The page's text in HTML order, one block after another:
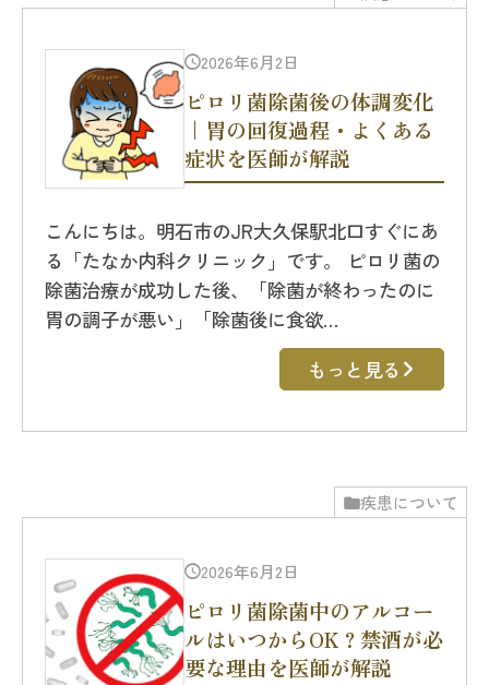
2026年6月2日
ピロリ菌除菌後の体調変化
｜胃の回復過程・よくある
症状を医師が解説
こんにちは。明石市のJR大久保駅北口すぐにあ
る「たなか内科クリニック」です。 ピロリ菌の
除菌治療が成功した後、「除菌が終わったのに
胃の調子が悪い」「除菌後に食欲…
もっと見る
疾患について
2026年6月2日
ピロリ菌除菌中のアルコー
ルはいつからOK？禁酒が必
要な理由を医師が解説